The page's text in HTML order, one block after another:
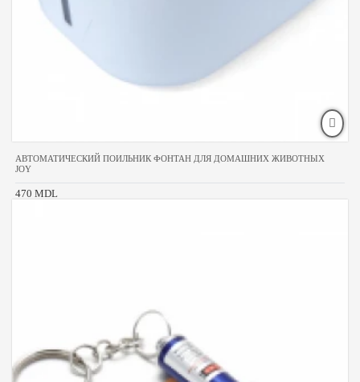
АВТОМАТИЧЕСКИЙ ПОИЛЬНИК ФОНТАН ДЛЯ ДОМАШНИХ ЖИВОТНЫХ
JOY
470 MDL